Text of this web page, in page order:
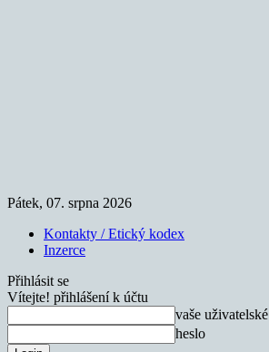
Pátek, 07. srpna 2026
Kontakty / Etický kodex
Inzerce
Přihlásit se
Vítejte! přihlášení k účtu
vaše
heslo